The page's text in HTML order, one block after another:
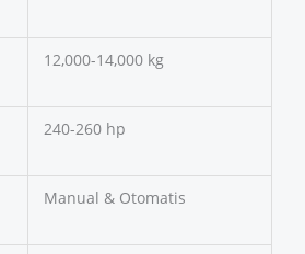
12,000-14,000 kg
240-260 hp
Manual & Otomatis